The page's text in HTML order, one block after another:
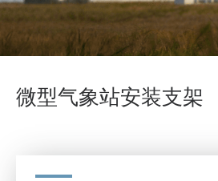
微型气象站安装支架